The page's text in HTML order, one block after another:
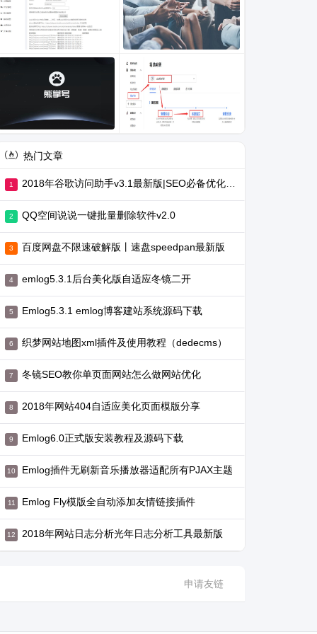
热门文章
2018年谷歌访问助手v3.1最新版|SEO必备优化工具
QQ空间说说一键批量删除软件v2.0
百度网盘不限速破解版丨速盘speedpan最新版
emlog5.3.1后台美化版自适应冬镜二开
Emlog5.3.1 emlog博客建站系统源码下载
织梦网站地图xml插件及使用教程（dedecms）
冬镜SEO教你单页面网站怎么做网站优化
2018年网站404自适应美化页面模版分享
Emlog6.0正式版安装教程及源码下载
Emlog插件无刷新音乐播放器适配所有PJAX主题
Emlog Fly模版全自动添加友情链接插件
2018年网站日志分析光年日志分析工具最新版
申请友链